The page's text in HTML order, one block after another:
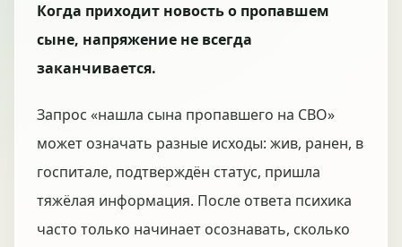
Когда приходит новость о пропавшем
сыне, напряжение не всегда
заканчивается.
Запрос «нашла сына пропавшего на СВО»
может означать разные исходы: жив, ранен, в
госпитале, подтверждён статус, пришла
тяжёлая информация. После ответа психика
часто только начинает осознавать, сколько